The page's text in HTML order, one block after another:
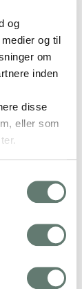
og
og til
om
inden
disse
eller som
familie?
i
Submit